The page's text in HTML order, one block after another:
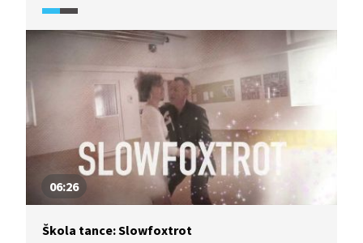
naučit. Vyzkoušejte to také.
06:26
Škola tance: Slowfoxtrot